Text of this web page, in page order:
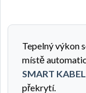
Tepelný výkon
místě
SMART
překrytí.